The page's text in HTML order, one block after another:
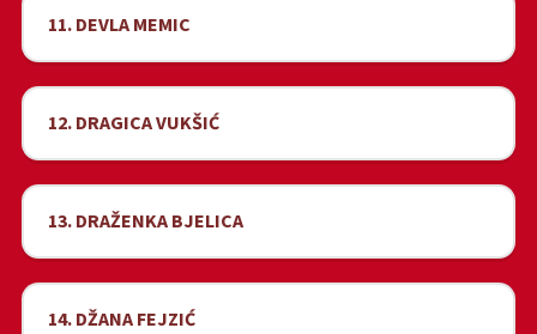
11. DEVLA MEMIC
12. DRAGICA VUKŠIĆ
13. DRAŽENKA BJELICA
14. DŽANA FEJZIĆ